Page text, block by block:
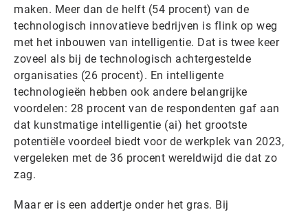
maken. Meer dan de helft (54 procent) van de
technologisch innovatieve bedrijven is flink op weg
met het inbouwen van intelligentie. Dat is twee keer
zoveel als bij de technologisch achtergestelde
organisaties (26 procent). En intelligente
technologieën hebben ook andere belangrijke
voordelen: 28 procent van de respondenten gaf aan
dat kunstmatige intelligentie (ai) het grootste
potentiële voordeel biedt voor de werkplek van 2023,
vergeleken met de 36 procent wereldwijd die dat zo
zag.
Maar er is een addertje onder het gras. Bij